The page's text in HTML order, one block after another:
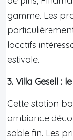
gamme. Les
locatifs
estivale.
3. Villa Gesell :
Cette station
ambiance
sable fin. Les